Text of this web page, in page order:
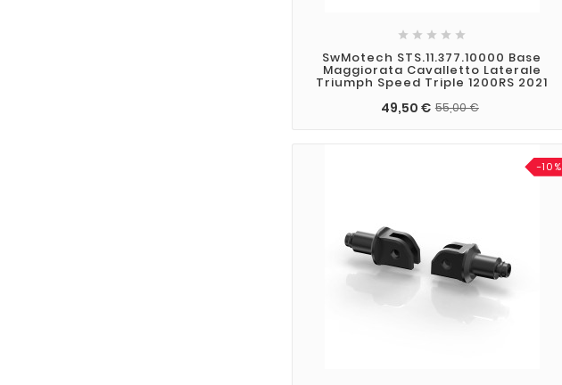
    
SwMotech STS.11.377.10000 Base
Maggiorata Cavalletto Laterale
Triumph Speed Triple 1200RS 2021
49,50 € 55,00 €
-10%